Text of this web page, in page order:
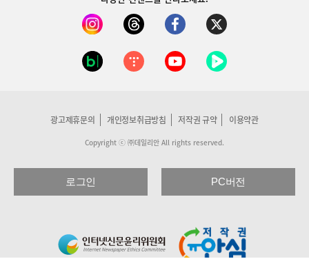
광고제휴문의 개인정보취급방침 저작권 규약 이용약관
Copyright ⓒ ㈜데일리안 All rights reserved.
로그인 PC버전